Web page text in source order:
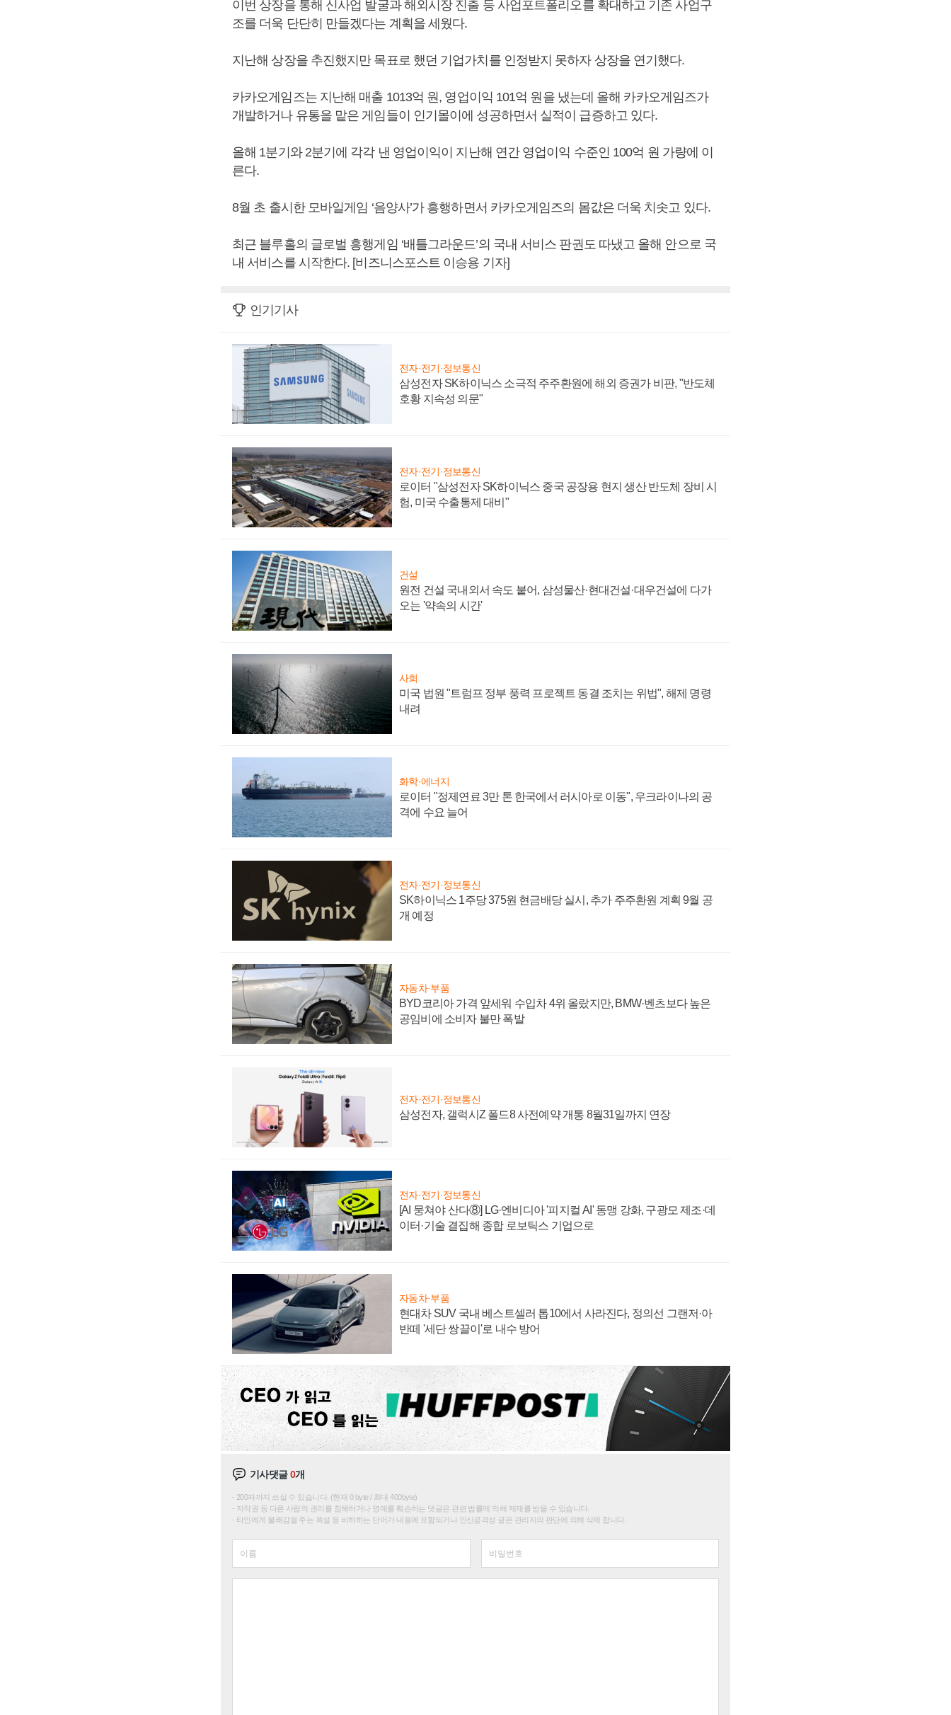
이번 상장을 통해 신사업 발굴과 해외시장 진출 등 사업포트폴리오를 확대하고 기존 사업구
조를 더욱 단단히 만들겠다는 계획을 세웠다.
지난해 상장을 추진했지만 목표로 했던 기업가치를 인정받지 못하자 상장을 연기했다.
카카오게임즈는 지난해 매출 1013억 원, 영업이익 101억 원을 냈는데 올해 카카오게임즈가
개발하거나 유통을 맡은 게임들이 인기몰이에 성공하면서 실적이 급증하고 있다.
올해 1분기와 2분기에 각각 낸 영업이익이 지난해 연간 영업이익 수준인 100억 원 가량에 이
른다.
8월 초 출시한 모바일게임 ‘음양사’가 흥행하면서 카카오게임즈의 몸값은 더욱 치솟고 있다.
최근 블루홀의 글로벌 흥행게임 ‘배틀그라운드’의 국내 서비스 판권도 따냈고 올해 안으로 국
내 서비스를 시작한다. [비즈니스포스트 이승용 기자]
인기기사
전자·전기·정보통신
삼성전자 SK하이닉스 소극적 주주환원에 해외 증권가 비판, "반도체
호황 지속성 의문"
전자·전기·정보통신
로이터 "삼성전자 SK하이닉스 중국 공장용 현지 생산 반도체 장비 시
험, 미국 수출통제 대비"
건설
원전 건설 국내외서 속도 붙어, 삼성물산·현대건설·대우건설에 다가
오는 '약속의 시간'
사회
미국 법원 "트럼프 정부 풍력 프로젝트 동결 조치는 위법", 해제 명령
내려
화학·에너지
로이터 "정제연료 3만 톤 한국에서 러시아로 이동", 우크라이나의 공
격에 수요 늘어
전자·전기·정보통신
SK하이닉스 1주당 375원 현금배당 실시, 추가 주주환원 계획 9월 공
개 예정
자동차·부품
BYD코리아 가격 앞세워 수입차 4위 올랐지만, BMW·벤츠보다 높은
공임비에 소비자 불만 폭발
전자·전기·정보통신
삼성전자, 갤럭시Z 폴드8 사전예약 개통 8월31일까지 연장
전자·전기·정보통신
[AI 뭉쳐야 산다⑧] LG·엔비디아 '피지컬 AI' 동맹 강화, 구광모 제조·데
이터·기술 결집해 종합 로보틱스 기업으로
자동차·부품
현대차 SUV 국내 베스트셀러 톱10에서 사라진다, 정의선 그랜저·아
반떼 '세단 쌍끌이'로 내수 방어
기사댓글0개
200자까지 쓰실 수 있습니다. (현재 0 byte / 최대 400byte)
저작권 등 다른 사람의 권리를 침해하거나 명예를 훼손하는 댓글은 관련 법률에 의해 제재를 받을 수 있습니다.
타인에게 불쾌감을 주는 욕설 등 비하하는 단어가 내용에 포함되거나 인신공격성 글은 관리자의 판단에 의해 삭제 합니다.